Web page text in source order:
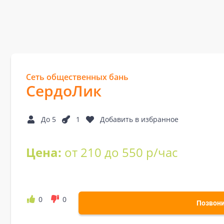
Сеть общественных бань
СердоЛик
До 5 1 Добавить в избранное
Цена: от 210 до 550 р/час
0 0